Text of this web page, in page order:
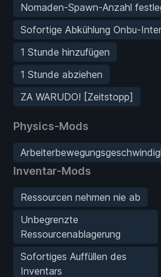
Nomaden-Spawn-Anzahl
Sofortige Abkühlung Onbu-
1 Stunde hinzufügen
1 Stunde abziehen
ZA WARUDO! [Zeitstopp]
Physics-Mods
Inventar-Mods
Ressourcen nehmen nie ab
Unbegrenzte
Ressourcenablagerung
Sofortiges Auffüllen des
Inventars